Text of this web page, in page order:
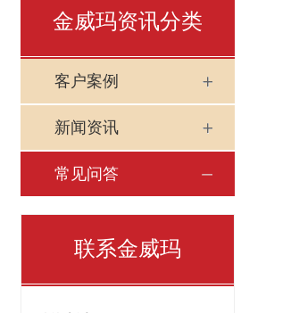
金威玛资讯分类
客户案例
新闻资讯
常见问答
联系金威玛